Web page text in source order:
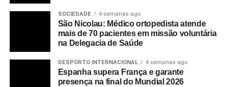
SOCIEDADE 4 semanas ago
São Nicolau: Médico ortopedista atende
mais de 70 pacientes em missão voluntária
na Delegacia de Saúde
DESPORTO INTERNACIONAL 4 semanas ago
Espanha supera França e garante
presença na final do Mundial 2026